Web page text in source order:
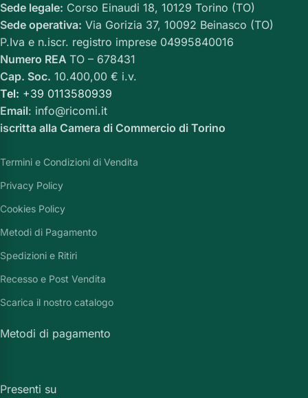
Sede legale: Corso Einaudi 18, 10129 Torino (TO)
Sede operativa: Via Gorizia 37, 10092 Beinasco (TO)
P.Iva e n.iscr. registro imprese 04995840016
Numero REA TO – 678431
Cap. Soc. 10.400,00 € i.v.
Tel: +39 0113580939
Email: info@ricomi.it
iscritta alla Camera di Commercio di Torino
Termini e Condizioni di Vendita
Privacy Policy
Cookies Policy
Metodi di Pagamento
Spedizioni e Ritiri
Recesso e Post Vendita
Scarica il nostro catalogo
Metodi di pagamento
Presenti su